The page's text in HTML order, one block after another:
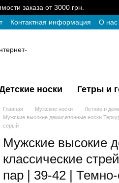
заказа от 3000 грн.
Контактная информация О нас
носки Гетры и
Главная Мужские носки Летние и
Мужские высокие демисезонные носки
серый
Мужские высокие
классические
пар | 39-42 |